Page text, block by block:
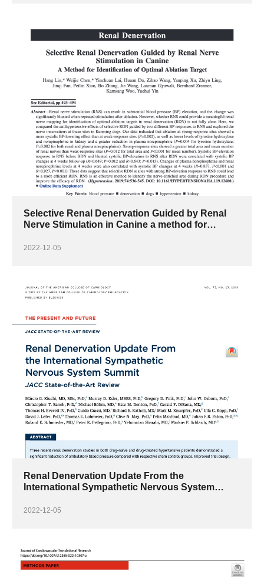
Selective Renal Denervation Guided by Renal
Nerve Stimulation in Canine a method for
2022-12-05
Renal Denervation Update From the
International Sympathetic Nervous System
2022-12-05